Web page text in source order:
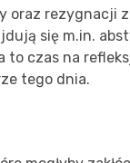
oraz rezygnacji
się m.in.
to czas na
tego dnia.